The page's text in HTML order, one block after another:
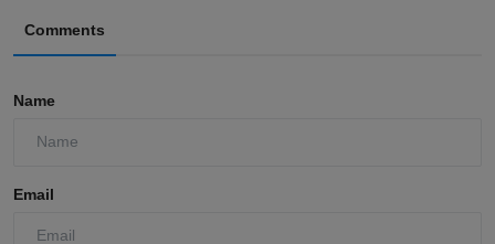
Comments
Name
Email